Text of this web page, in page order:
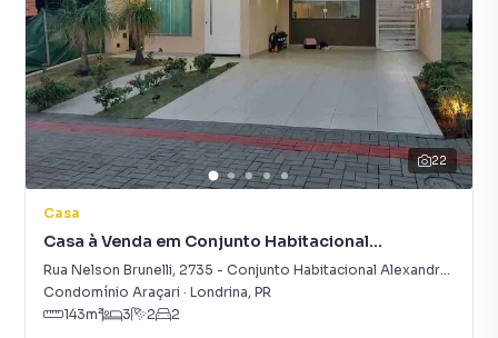
22
Casa
Casa à Venda em Conjunto Habitacional
Alexandre Urbanas
Rua Nelson Brunelli, 2735 - Conjunto Habitacional Alexandre Urbanas
Condomínio Araçari · Londrina, PR
143m² 3 2 2